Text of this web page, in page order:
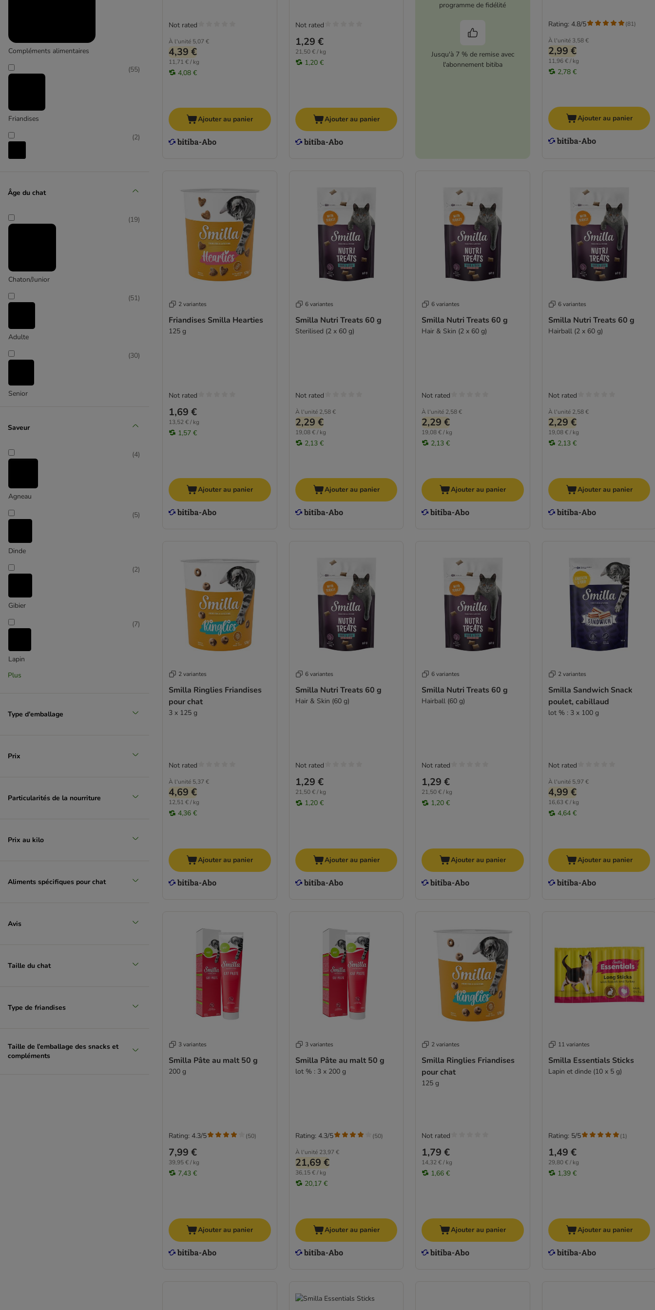
Concept for Life
Compléments alimentaires
Friandises
(55)
(2)
Âge du chat
Chaton/Junior
(19)
Adulte
(51)
Senior
(30)
Saveur
Agneau
(4)
Dinde
(5)
Gibier
(2)
Lapin
(7)
Poisson
Plus
Type d'emballage
Prix
Particularités de la nourriture
Prix au kilo
Aliments spécifiques pour chat
Avis
Taille du chat
Type de friandises
Taille de l’emballage des snacks et
compléments
À l'unité 5,07 €
4,39 €
11,71 € / kg
4,08 €
Not rated
Ajouter au panier
1,29 €
21,50 € / kg
1,20 €
Not rated
Ajouter au panier
programme de fidélité
Jusqu'à 7 % de remise avec
l'abonnement bitiba
À l'unité 3,58 €
2,99 €
11,96 € / kg
2,78 €
Rating: 4.8/5 (81)
Ajouter au panier
2 variantes
Friandises Smilla Hearties
125 g
1,69 €
13,52 € / kg
1,57 €
Not rated
Ajouter au panier
6 variantes
Smilla Nutri Treats 60 g
Sterilised (2 x 60 g)
À l'unité 2,58 €
2,29 €
19,08 € / kg
2,13 €
Not rated
Ajouter au panier
6 variantes
Smilla Nutri Treats 60 g
Hair & Skin (2 x 60 g)
À l'unité 2,58 €
2,29 €
19,08 € / kg
2,13 €
Not rated
Ajouter au panier
6 variantes
Smilla Nutri Treats 60 g
Hairball (2 x 60 g)
À l'unité 2,58 €
2,29 €
19,08 € / kg
2,13 €
Not rated
Ajouter au panier
2 variantes
Smilla Ringlies Friandises
pour chat
3 x 125 g
À l'unité 5,37 €
4,69 €
12,51 € / kg
4,36 €
Not rated
Ajouter au panier
6 variantes
Smilla Nutri Treats 60 g
Hair & Skin (60 g)
1,29 €
21,50 € / kg
1,20 €
Not rated
Ajouter au panier
6 variantes
Smilla Nutri Treats 60 g
Hairball (60 g)
1,29 €
21,50 € / kg
1,20 €
Not rated
Ajouter au panier
2 variantes
Smilla Sandwich Snack
poulet, cabillaud
lot % : 3 x 100 g
À l'unité 5,97 €
4,99 €
16,63 € / kg
4,64 €
Not rated
Ajouter au panier
3 variantes
Smilla Pâte au malt 50 g
200 g
7,99 €
39,95 € / kg
7,43 €
Rating: 4.3/5 (50)
Ajouter au panier
3 variantes
Smilla Pâte au malt 50 g
lot % : 3 x 200 g
À l'unité 23,97 €
21,69 €
36,15 € / kg
20,17 €
Rating: 4.3/5 (50)
Ajouter au panier
2 variantes
Smilla Ringlies Friandises
pour chat
125 g
1,79 €
14,32 € / kg
1,66 €
Not rated
Ajouter au panier
11 variantes
Smilla Essentials Sticks
Lapin et dinde (10 x 5 g)
1,49 €
29,80 € / kg
1,39 €
Rating: 5/5 (1)
Ajouter au panier